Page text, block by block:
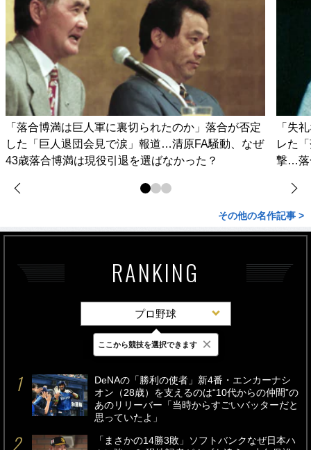
「落合博満は巨人軍に裏切られたのか」落合が否定
した「巨人退団会見で涙」報道…清原FA騒動、なぜ
43歳落合博満は現役引退を選ばなかった？
「失
レた
撃…落
その他の名作記事 >
RANKING
プロ野球
最新 24時間 週間
DeNAの「勝利の使者」新4番・エンカーナシ
オン（28歳）を支えるのは“10代からの仲間”の
あのリリーバー「当時からすごいバッターだと
思っていたよ」
「まさかの14勝3敗」ソフトバンクなぜ日本ハ
ここから競技を選択できます ×